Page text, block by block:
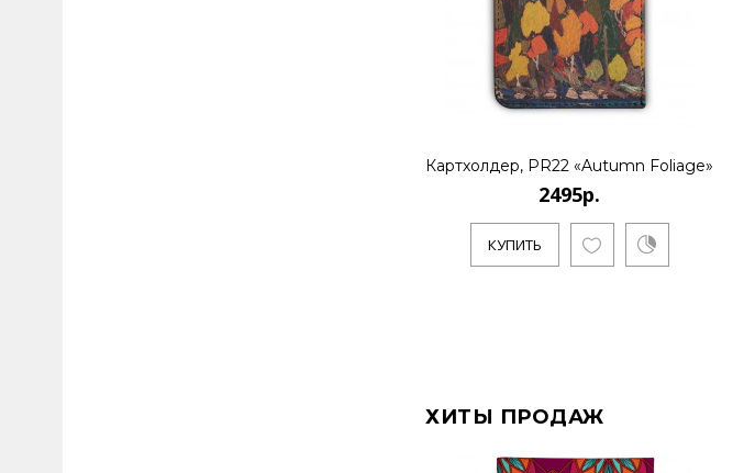
Картхолдер, PR22 «Autumn Foliage»
2495р.
КУПИТЬ
ХИТЫ ПРОДАЖ